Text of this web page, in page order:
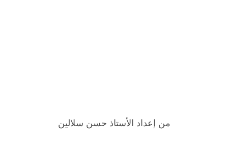
من إعداد الأستاذ حسن سلالين